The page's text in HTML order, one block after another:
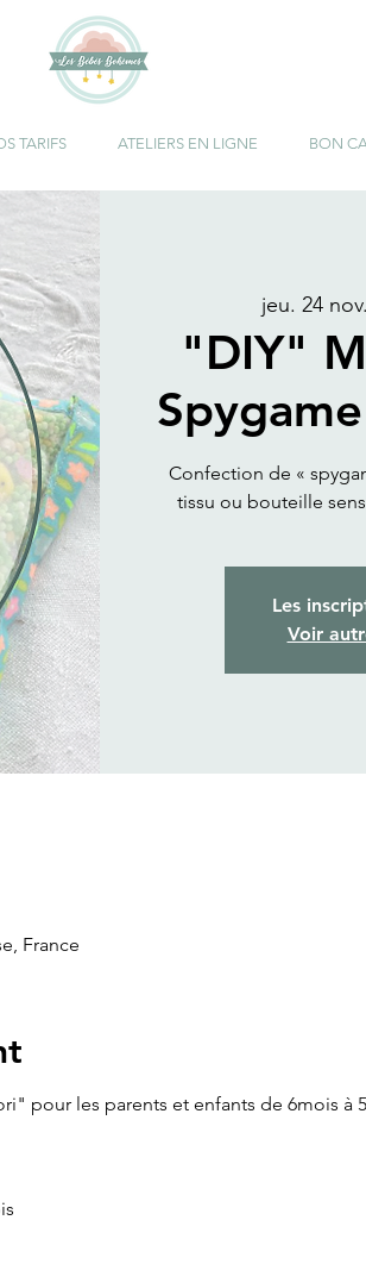
TARIFS ATELIERS EN LIGNE BON
jeu. 24 nov.
"DIY"
Confection de «
Les
Voir
France
pour les parents et enfants de 6mois à